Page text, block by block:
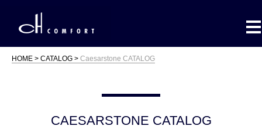
HOME CATALOG Caesarstone CATALOG
CAESARSTONE CATALOG